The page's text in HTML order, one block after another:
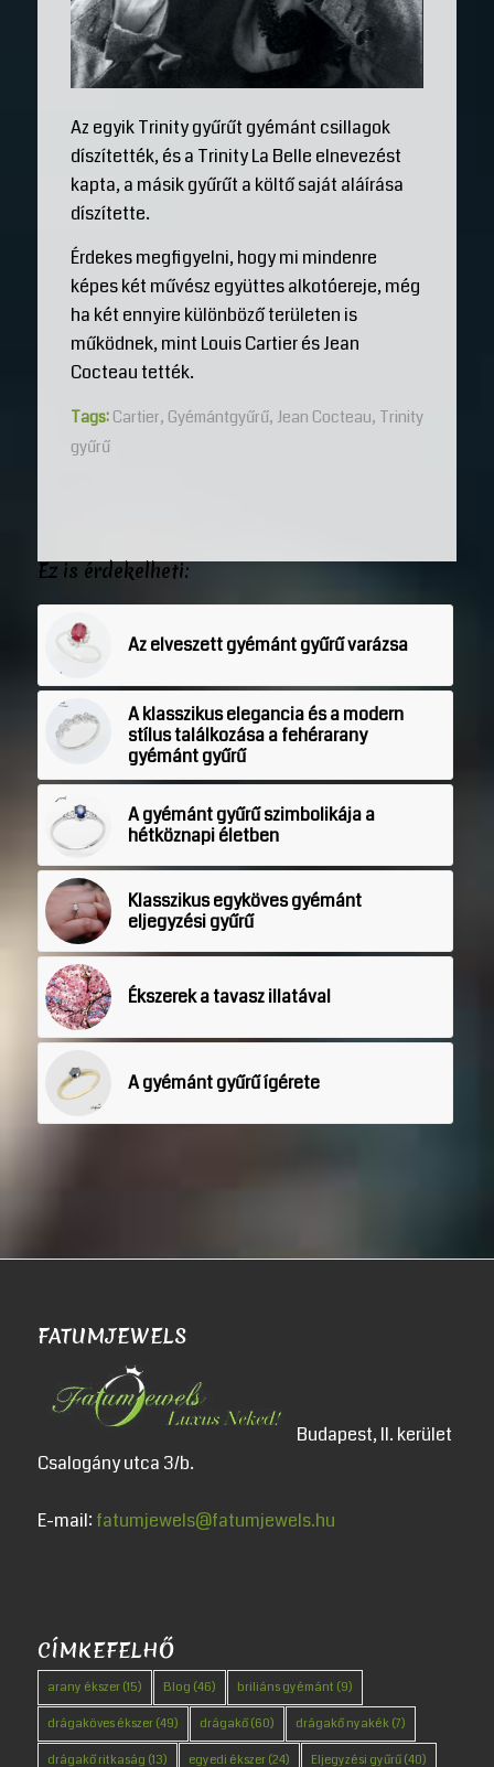
Az egyik Trinity gyűrűt gyémánt csillagok
díszítették, és a Trinity La Belle elnevezést
kapta, a másik gyűrűt a költő saját aláírása
díszítette.
Érdekes megfigyelni, hogy mi mindenre
képes két művész együttes alkotóereje, még
ha két ennyire különböző területen is
működnek, mint Louis Cartier és Jean
Cocteau tették.
Tags: Cartier, Gyémántgyűrű, Jean Cocteau, Trinity
gyűrű
Ez is érdekelheti:
Az elveszett gyémánt gyűrű varázsa
A klasszikus elegancia és a modern
stílus találkozása a fehérarany
gyémánt gyűrű
A gyémánt gyűrű szimbolikája a
hétköznapi életben
Klasszikus egyköves gyémánt
eljegyzési gyűrű
Ékszerek a tavasz illatával
A gyémánt gyűrű ígérete
FATUMJEWELS
Budapest, II. kerület
Csalogány utca 3/b.
E-mail: fatumjewels@fatumjewels.hu
CÍMKEFELHŐ
arany ékszer(15) Blog (46) briliáns gyémánt (9)
drágaköves ékszer(49) drágakő(60) drágakő nyakék(7)
drágakő ritkaság (13) egyedi ékszer(24) Eljegyzési gyűrű(40)